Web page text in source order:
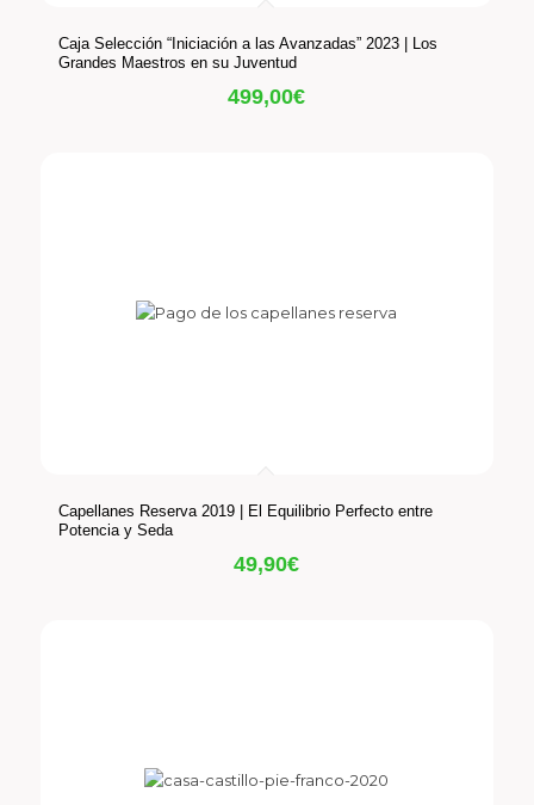
Caja Selección “Iniciación a las Avanzadas” 2023 | Los
Grandes Maestros en su Juventud
499,00€
Capellanes Reserva 2019 | El Equilibrio Perfecto entre
Potencia y Seda
49,90€